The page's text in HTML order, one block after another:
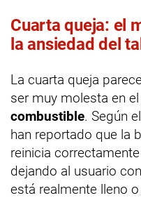
Cuarta queja: el
la ansiedad del
La cuarta queja
ser muy molesta en
combustible. Según
han reportado que la
reinicia
dejando al usuario
está realmente lleno